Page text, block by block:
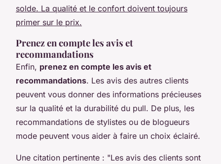
solde. La qualité et le confort doivent toujours
primer sur le prix.
Prenez en compte les avis et
recommandations
Enfin, prenez en compte les avis et
recommandations. Les avis des autres clients
peuvent vous donner des informations précieuses
sur la qualité et la durabilité du pull. De plus, les
recommandations de stylistes ou de blogueurs
mode peuvent vous aider à faire un choix éclairé.
Une citation pertinente : "Les avis des clients sont